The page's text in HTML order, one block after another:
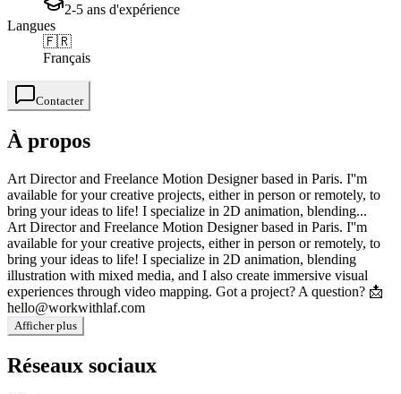
2-5 ans d'expérience
Langues
🇫🇷
Français
Contacter
À propos
Art Director and Freelance Motion Designer based in Paris. I''m
available for your creative projects, either in person or remotely, to
bring your ideas to life! I specialize in 2D animation, blending...
Art Director and Freelance Motion Designer based in Paris. I''m
available for your creative projects, either in person or remotely, to
bring your ideas to life! I specialize in 2D animation, blending
illustration with mixed media, and I also create immersive visual
experiences through video mapping. Got a project? A question? 📩
hello@workwithlaf.com
Afficher plus
Réseaux sociaux